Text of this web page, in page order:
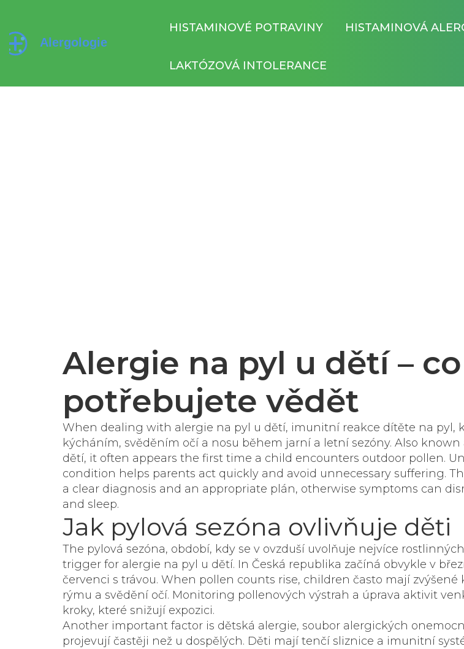
HISTAMINOVÉ POTRAVINY HISTAMINOVÁ
LAKTÓZOVÁ INTOLERANCE
Alergie na pyl u dětí – co
potřebujete vědět
When dealing with alergie na pyl u dětí, imunitní reakce dítěte na pyl,
kýcháním, svěděním očí a nosu během jarní a letní sezóny. Also known
dětí, it often appears the first time a child encounters outdoor pollen.
condition helps parents act quickly and avoid unnecessary suffering.
a clear diagnosis and an appropriate plán, otherwise symptoms can
and sleep.
Jak pylová sezóna ovlivňuje děti
The pylová sezóna, období, kdy se v ovzduší uvolňuje nejvíce
trigger for alergie na pyl u dětí. In Česká republika začíná obvykle v
červenci s trávou. When pollen counts rise, children často mají zvýšené
rýmu a svědění očí. Monitoring pollenových výstrah a úprava aktivit
kroky, které snižují expozici.
Another important factor is dětská alergie, soubor alergických
projevují častěji než u dospělých. Děti mají tenčí sliznice a imunitní